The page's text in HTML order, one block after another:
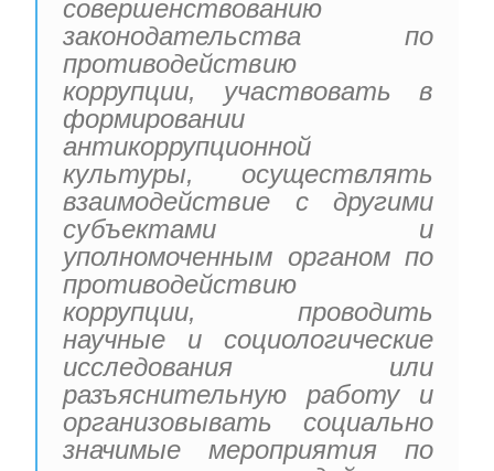
совершенствованию
законодательства по
противодействию
коррупции, участвовать в
формировании
антикоррупционной
культуры, осуществлять
взаимодействие с другими
субъектами и
уполномоченным органом по
противодействию
коррупции, проводить
научные и социологические
исследования или
разъяснительную работу и
организовывать социально
значимые мероприятия по